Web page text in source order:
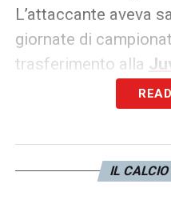
L’attaccante aveva
giornate di
trasferimento alla
DIONISI SU
Domenico credo
IL